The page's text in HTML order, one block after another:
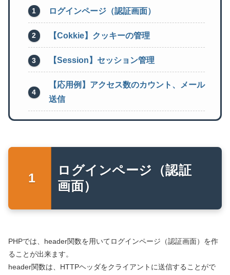
ログインページ（認証画面）
【Cokkie】クッキーの管理
【Session】セッション管理
【応用例】アクセス数のカウント、メール
送信
ログインページ（認証
画面）
PHPでは、header関数を用いてログインページ（認証画面）を作
ることが出来ます。
header関数は、HTTPヘッダをクライアントに送信することがで